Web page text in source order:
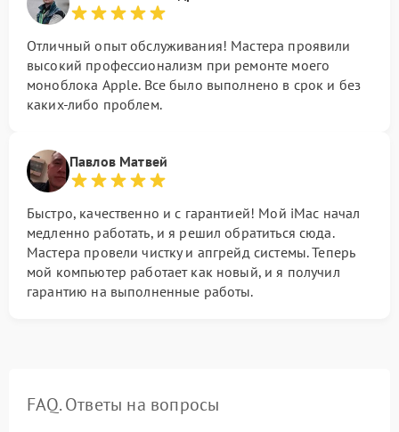
Отличный опыт обслуживания! Мастера проявили
высокий профессионализм при ремонте моего
моноблока Apple. Все было выполнено в срок и без
каких-либо проблем.
Павлов Матвей
Быстро, качественно и с гарантией! Мой iMac начал
медленно работать, и я решил обратиться сюда.
Мастера провели чистку и апгрейд системы. Теперь
мой компьютер работает как новый, и я получил
гарантию на выполненные работы.
FAQ. Ответы на вопросы